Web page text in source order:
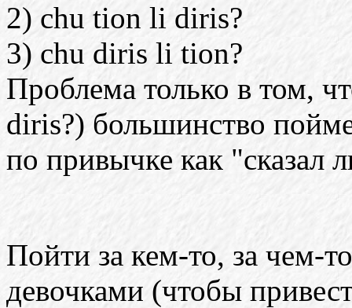
2) chu tion li diris?
3) chu diris li tion?
Проблема только в том,
diris?) большинство
по привычке как "сказал
Пойти за кем-то, за чем-
девочками (чтобы